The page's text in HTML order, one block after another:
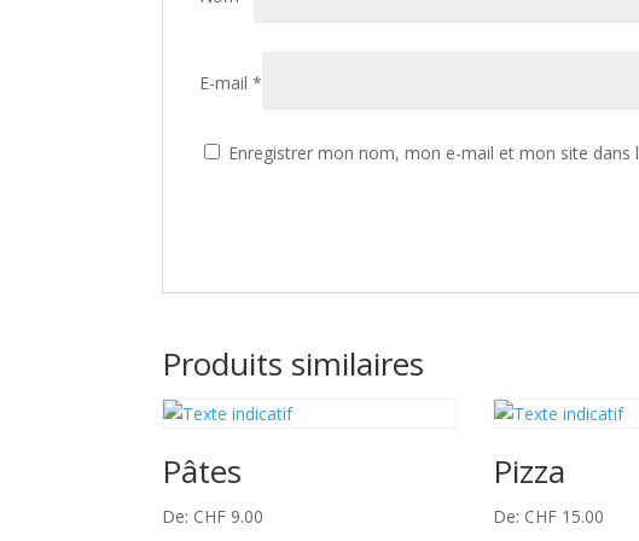
E-mail*
Enregistrer mon nom, mon e-mail et mon site
l
e
r
n
t
v
Produits similaires
Pâtes
De: CHF 9.00
Pizza
De: CHF15.00